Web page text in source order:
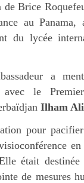
Brice
au
du lycée
a
le
Ilham
pour
était
de mesures